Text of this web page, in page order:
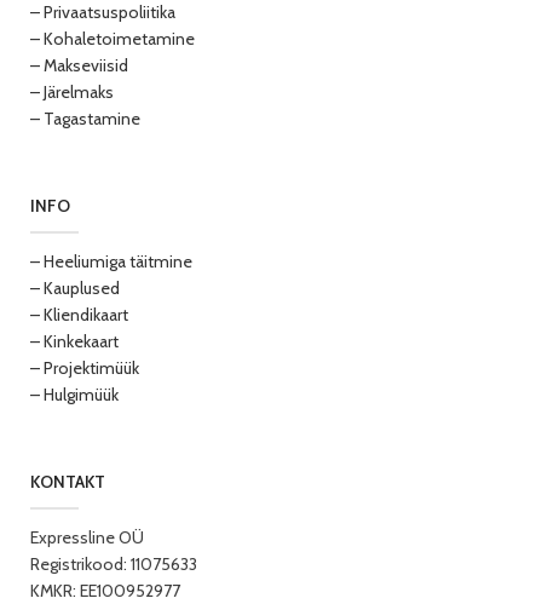
– Privaatsuspoliitika
– Kohaletoimetamine
– Makseviisid
– Järelmaks
– Tagastamine
INFO
– Heeliumiga täitmine
– Kauplused
– Kliendikaart
– Kinkekaart
– Projektimüük
– Hulgimüük
KONTAKT
Expressline OÜ
Registrikood: 11075633
KMKR: EE100952977